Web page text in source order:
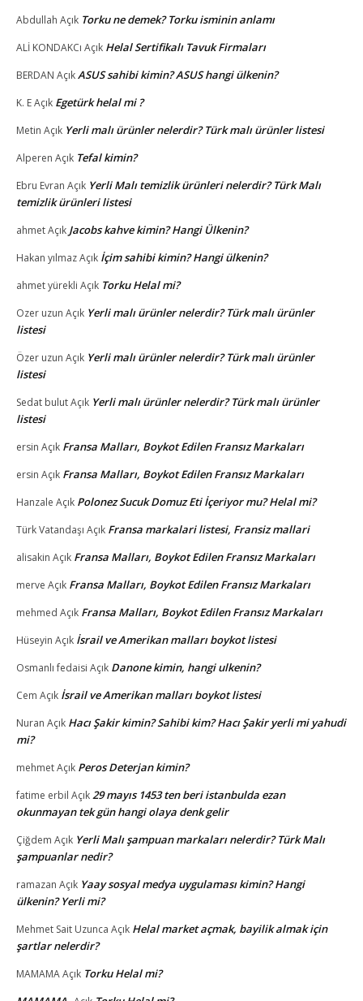
Abdullah Açık Torku ne demek? Torku isminin anlamı
ALİ KONDAKCı Açık Helal Sertifikalı Tavuk Firmaları
BERDAN AçıkASUS sahibi kimin? ASUS hangi ülkenin?
K. EAçık Egetürk helal mi ?
Metin Açık Yerli malı ürünler nelerdir? Türk malı ürünler listesi
Alperen Açık Tefal kimin?
Ebru Evran Açık Yerli Malı temizlik ürünleri nelerdir? Türk Malı
temizlik ürünleri listesi
ahmetAçık Jacobs kahve kimin? Hangi Ülkenin?
Hakan yılmazAçık İçim sahibi kimin? Hangi ülkenin?
ahmet yürekli Açık Torku Helal mi?
Ozer uzun Açık Yerli malı ürünler nelerdir? Türk malı ürünler
listesi
Özer uzun Açık Yerli malı ürünler nelerdir? Türk malı ürünler
listesi
Sedat bulutAçık Yerli malı ürünler nelerdir? Türk malı ürünler
listesi
ersin Açık Fransa Malları, Boykot Edilen Fransız Markaları
ersin Açık Fransa Malları, Boykot Edilen Fransız Markaları
Hanzale Açık Polonez Sucuk Domuz Eti İçeriyor mu? Helal mi?
Türk Vatandaşı Açık Fransa markalari listesi, Fransiz mallari
alisakin Açık Fransa Malları, Boykot Edilen Fransız Markaları
merve Açık Fransa Malları, Boykot Edilen Fransız Markaları
mehmed Açık Fransa Malları, Boykot Edilen Fransız Markaları
Hüseyin Açık İsrail ve Amerikan malları boykot listesi
Osmanlı fedaisi Açık Danone kimin, hangi ulkenin?
Cem Açık İsrail ve Amerikan malları boykot listesi
Nuran Açık Hacı Şakir kimin? Sahibi kim? Hacı Şakir yerli mi yahudi
mi?
mehmetAçık Peros Deterjan kimin?
fatime erbil Açık29 mayıs 1453 ten beri istanbulda ezan
okunmayan tek gün hangi olaya denk gelir
Çiğdem Açık Yerli Malı şampuan markaları nelerdir? Türk Malı
şampuanlar nedir?
ramazan Açık Yaay sosyal medya uygulaması kimin? Hangi
ülkenin? Yerli mi?
Mehmet Sait Uzunca Açık Helal market açmak, bayilik almak için
şartlar nelerdir?
MAMAMAAçık Torku Helal mi?